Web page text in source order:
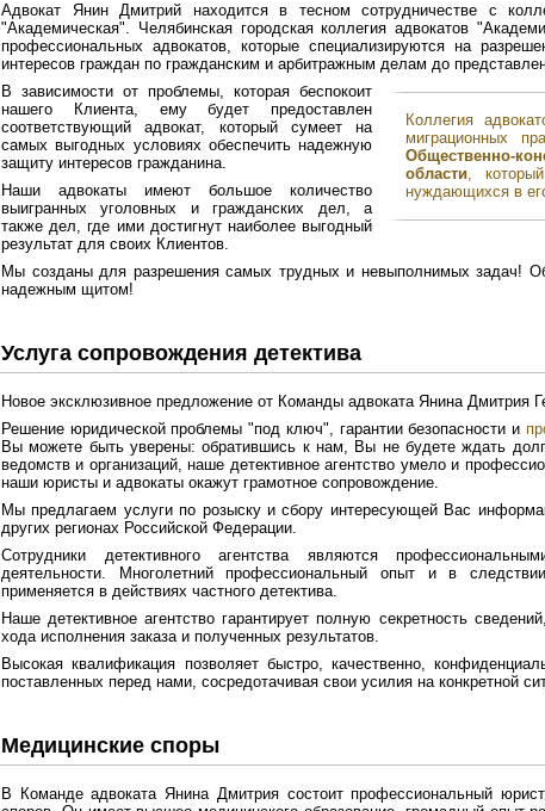
Адвокат Янин Дмитрий находится в тесном сотрудничестве с
"Академическая". Челябинская городская коллегия адвокатов
профессиональных адвокатов, которые специализируются на
интересов граждан по гражданским и арбитражным делам до
Коллегия
миграционных
Общественно-
области,
нуждающихся в
В зависимости от проблемы, которая беспокоит
нашего Клиента, ему будет предоставлен
соответствующий адвокат, который сумеет на
самых выгодных условиях обеспечить надежную
защиту интересов гражданина.
Наши адвокаты имеют большое количество
выигранных уголовных и гражданских дел, а
также дел, где ими достигнут наиболее выгодный
результат для своих Клиентов.
Мы созданы для разрешения самых трудных и невыполнимых задач!
надежным щитом!
Услуга сопровождения детектива
Новое эксклюзивное предложение от Команды адвоката Янина Дмитрия
Решение юридической проблемы "под ключ", гарантии безопасности и
Вы можете быть уверены: обратившись к нам, Вы не будете ждать
ведомств и организаций, наше детективное агентство умело и
наши юристы и адвокаты окажут грамотное сопровождение.
Мы предлагаем услуги по розыску и сбору интересующей Вас
других регионах Российской Федерации.
Сотрудники детективного агентства являются
деятельности. Многолетний профессиональный опыт и в
применяется в действиях частного детектива.
Наше детективное агентство гарантирует полную секретность
хода исполнения заказа и полученных результатов.
Высокая квалификация позволяет быстро, качественно,
поставленных перед нами, сосредотачивая свои усилия на конкретной
Медицинские споры
В Команде адвоката Янина Дмитрия состоит профессиональный